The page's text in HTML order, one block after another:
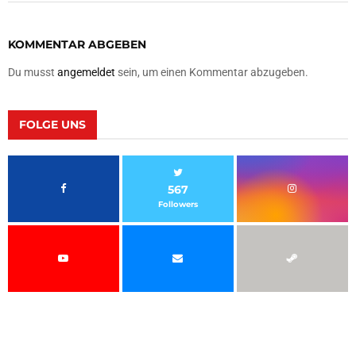
KOMMENTAR ABGEBEN
Du musst angemeldet sein, um einen Kommentar abzugeben.
FOLGE UNS
567
Followers